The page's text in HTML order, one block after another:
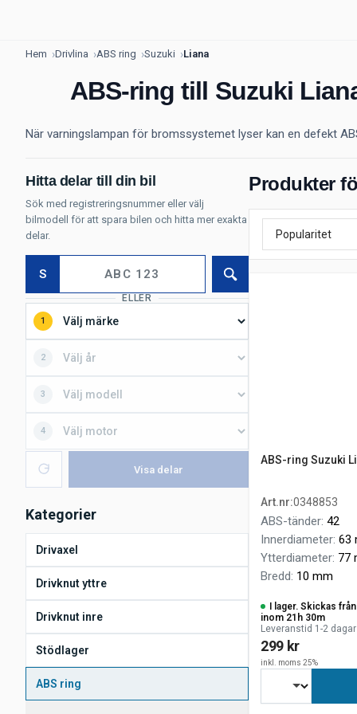
Hem Drivlina ABS ring Suzuki Liana
ABS-ring till Suzuki
När varningslampan för bromssystemet lyser kan en defekt
Hitta delar till din bil
Sök med registreringsnummer eller välj
bilmodell för att spara bilen och hitta mer exakta
delar.
S Sök
ELLER
1
2
3
4
Visa delar
Kategorier
Drivaxel
Drivknut yttre
Drivknut inre
Stödlager
ABS ring
Produkter
ABS-ring Suzuki
Art.nr:0348853
ABS-tänder: 42
Innerdiameter: 63
Ytterdiameter: 77
Bredd: 10 mm
I lager. Skickas
inom 21h 30m
Leveranstid 1-2 dagar
299 kr
inkl. moms 25%